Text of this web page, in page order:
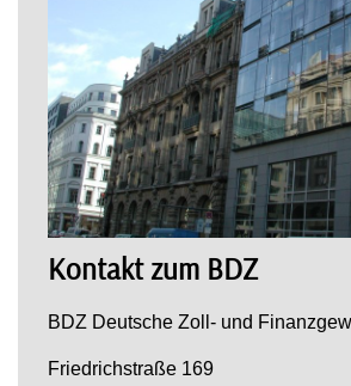
Kontakt zum BDZ
BDZ Deutsche Zoll- und
Friedrichstraße 169